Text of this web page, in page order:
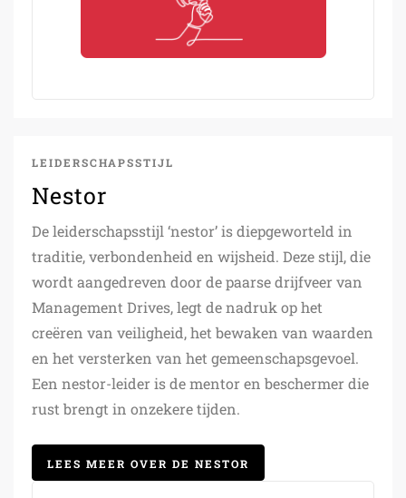
LEIDERSCHAPSSTIJL
Nestor
De leiderschapsstijl ‘nestor’ is diepgeworteld in
traditie, verbondenheid en wijsheid. Deze stijl, die
wordt aangedreven door de paarse drijfveer van
Management Drives, legt de nadruk op het
creëren van veiligheid, het bewaken van waarden
en het versterken van het gemeenschapsgevoel.
Een nestor-leider is de mentor en beschermer die
rust brengt in onzekere tijden.
LEES MEER OVER DE NESTOR